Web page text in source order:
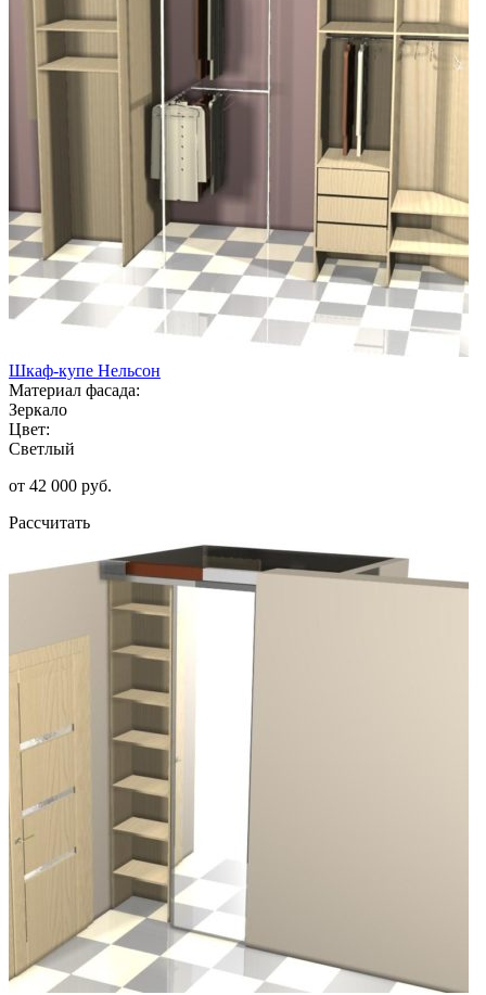
Шкаф-купе Нельсон
Материал фасада:
Зеркало
Цвет:
Светлый
от 42 000 руб.
Рассчитать